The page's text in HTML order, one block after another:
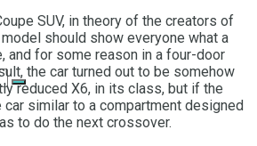
SUV, in theory of the creators of
should show everyone what a
and for some reason in a four-door
the car turned out to be somehow
reduced X6, in its class, but if the
car similar to a compartment designed
to do the next crossover.